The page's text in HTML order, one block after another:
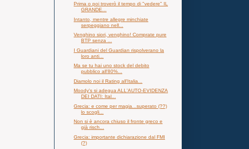
Prima o poi troverò il tempo di "vedere" IL
GRANDE...
Intanto, mentre allegre minchiate
serpeggiano nell...
Venghino siori, venghino! Comprate pure
BTP senza ...
I Guardiani del Guardian rispolverano la
loro anti...
Ma se tu hai uno stock del debito
pubblico all'80%...
Diamolo noi il Rating all'Italia...
Moody's si adegua ALL'AUTO-EVIDENZA
DEI DATI: Ital...
Grecia: e come per magia...superato (??)
lo scogli...
Non si è ancora chiuso il fronte greco e
già risch...
Grecia: importante dichiarazione dal FMI
(?)